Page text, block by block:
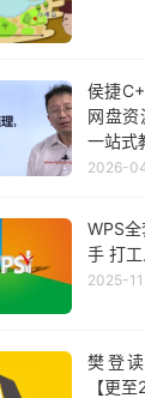
开就行。
侯捷
网盘
一站式
2026-
WPS
手 打
2025-
樊登
【更